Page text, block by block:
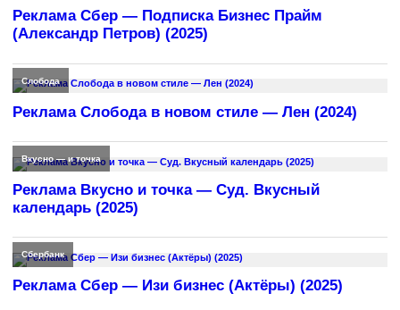
Реклама Сбер — Подписка Бизнес Прайм
(Александр Петров) (2025)
Слобода
Реклама Слобода в новом стиле — Лен (2024)
Вкусно — и точка
Реклама Вкусно и точка — Суд. Вкусный
календарь (2025)
Сбербанк
Реклама Сбер — Изи бизнес (Актёры) (2025)